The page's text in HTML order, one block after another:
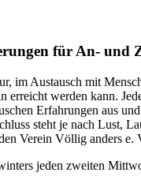
für An- und
im Austausch mit
werden kann.
Erfahrungen aus
steht je nach Lust,
Verein Völlig anders
jeden zweiten